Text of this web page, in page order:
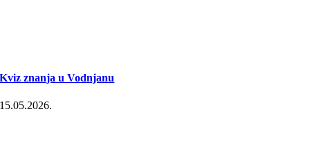
Kviz znanja u Vodnjanu
15.05.2026.